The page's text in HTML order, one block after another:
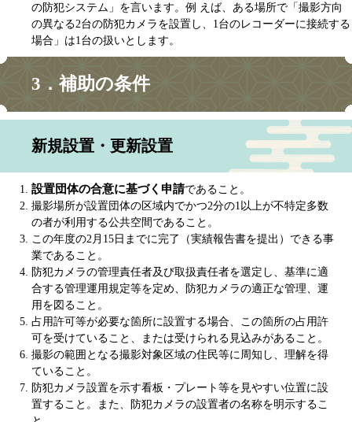
の防犯システム」を言います。例 えば、ある場所で「撮影方向
の異なる2台の防犯カメラを設置し、1台のレコーダーに接続する
場合」は1台の扱いとします。
3．補助の条件
新規設置・更新設置
設置団体の合意に基づく申請であること。
撮影場所が設置団体の区域内でかつ2分の1以上が不特定多数
の者が利用する公共空間であること。
この年度の2月15日までに完了（実績報告書を提出）できる事
業であること。
防犯カメラの管理責任者及び取扱責任者を選定し、基準に適
合する管理運用規定等を定め、防犯カメラの適正な管理、運
用を図ること。
占用許可等が必要な箇所に設置する場合、この箇所の占用許
可を受けていること、または受けられる見込みがあること。
撮影の範囲となる撮影対象区域の住民等に周知し、理解を得
ていること。
防犯カメラ設置を示す看板・プレート等を見やすい位置に設
置すること。また、防犯カメラの設置者の名称を明示するこ